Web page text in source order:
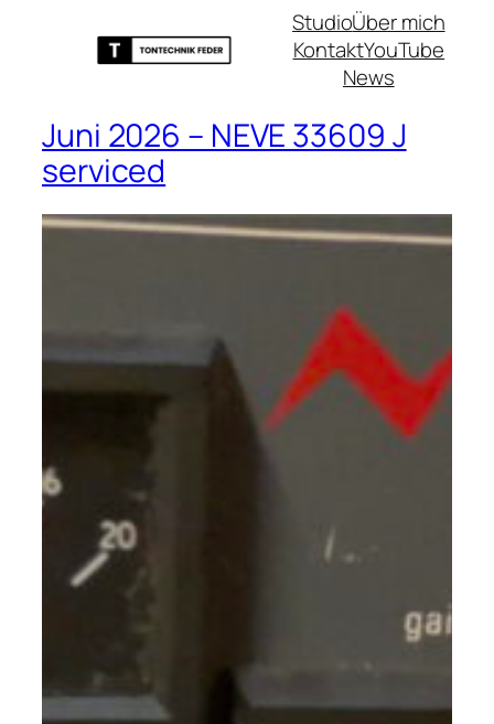
StudioÜber mich
KontaktYouTube
News
Juni 2026 – NEVE 33609 J
serviced